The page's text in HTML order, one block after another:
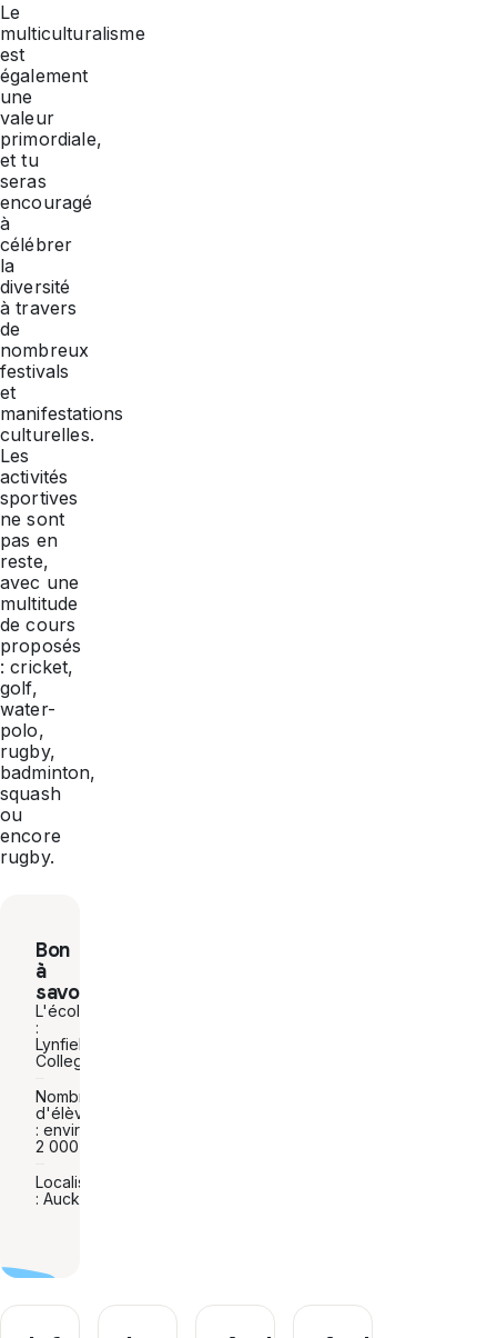
Le
multiculturalisme
est
également
une
valeur
primordiale,
et tu
seras
encouragé
à
célébrer
la
diversité
à travers
de
nombreux
festivals
et
manifestations
culturelles.
Les
activités
sportives
ne sont
pas en
reste,
avec une
multitude
de cours
proposés
: cricket,
golf,
water-
polo,
rugby,
badminton,
squash
ou
encore
rugby.
Bon
à
savoir
L'école
:
Lynfield
College
Nombre
d'élèves
: environ
2 000
Localisation
: Auckland